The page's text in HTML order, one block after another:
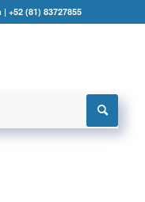
+52 (81) 83727855